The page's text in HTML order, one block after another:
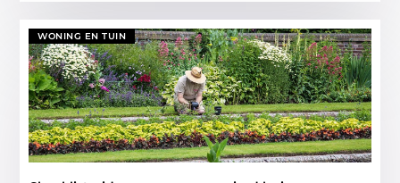
WONING EN TUIN